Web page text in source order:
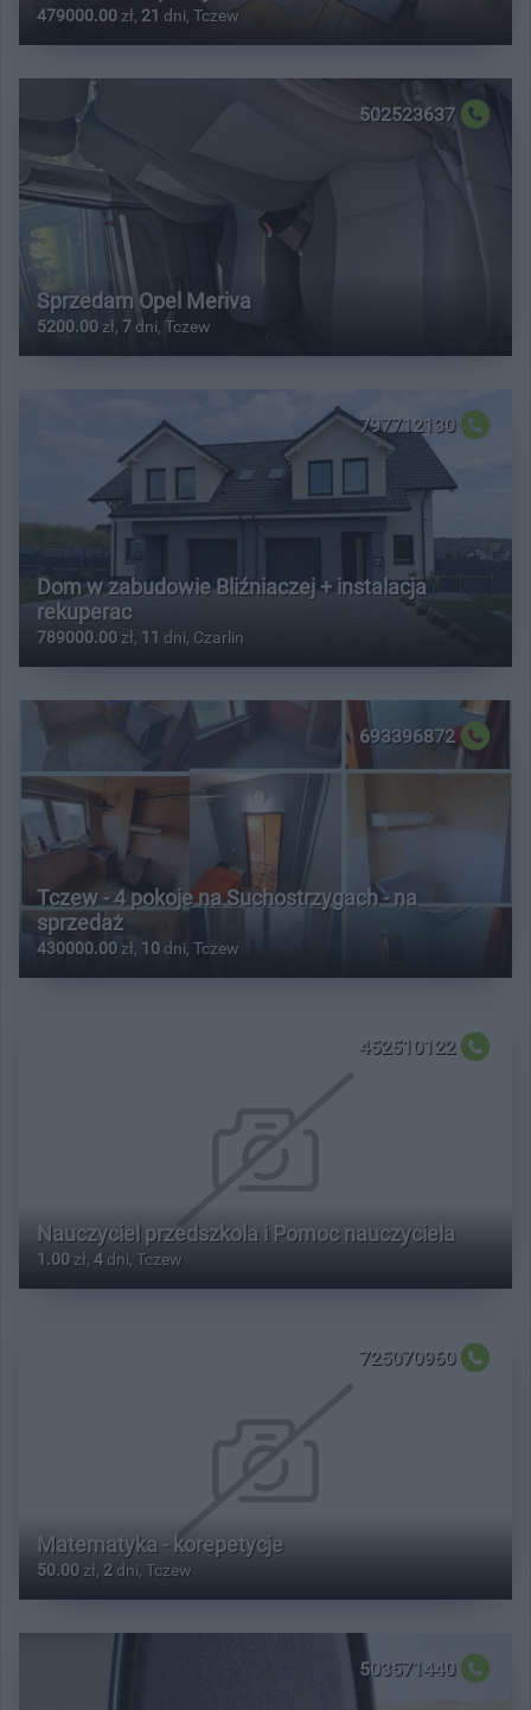
479000.00 zł, 21 dni, Tczew
502523637
Sprzedam Opel Meriva
5200.00 zł, 7 dni, Tczew
797712130
Dom w zabudowie Bliźniaczej + instalacja
rekuperac
789000.00 zł, 11 dni, Czarlin
693396872
Tczew - 4 pokoje na Suchostrzygach - na
sprzedaż
430000.00 zł, 10 dni, Tczew
452510122
Nauczyciel przedszkola i Pomoc nauczyciela
1.00 zł, 4dni, Tczew
725070960
Matematyka - korepetycje
50.00 zł, 2 dni, Tczew
503571440